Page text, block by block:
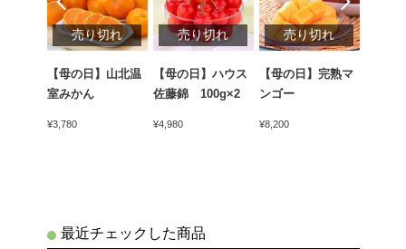
売り切れ
【母の日】山北温
室みかん
¥3,780
売り切れ
【母の日】ハウス
佐藤錦 100g×2
¥4,980
売り切れ
【母の日】完熟マ
ンゴー
¥8,200
最近チェックした商品